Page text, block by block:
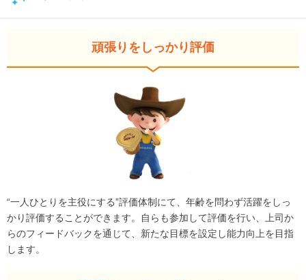
頑張りをしっかり評価
“一人ひとりを主役にする”評価体制にて、年齢を問わず活躍をしっ
かり評価することができます。自らも参加して評価を行い、上司か
らのフィードバックを通じて、新たな目標を設定し能力向上を目指
します。